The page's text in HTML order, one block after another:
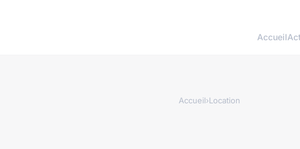
Accueil
Accueil›Location